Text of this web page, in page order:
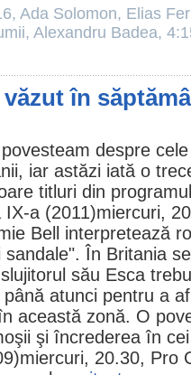
, Ada Solomon, Elias
, Alexandru Badea,
în
despre
, iar astăzi iată o
titluri din
IX-a (2011)miercuri,
Bell interpretează
În Britania
său Esca
atunci pentru a
această zonă. O
şi încrederea în
)miercuri, 20.30, Pro